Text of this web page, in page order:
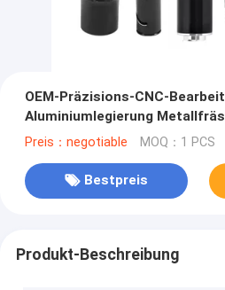
OEM-Präzisions-CNC-
Aluminiumlegierung
Preis：negotiable MOQ：1 PCS
Bestpreis
Produkt-Beschreibung